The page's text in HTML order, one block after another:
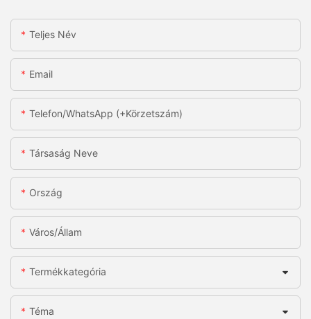
Teljes Név
Email
Telefon/WhatsApp (+körzetszám)
Társaság Neve
Ország
Város/állam
Termékkategória
Téma